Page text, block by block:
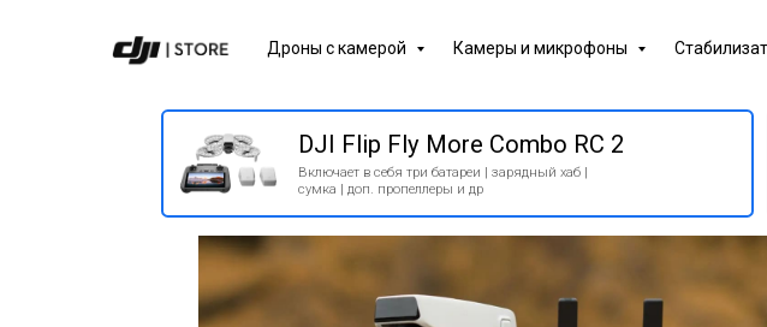
Дроны с камерой Камеры и микрофоны
DJI Flip Fly More Combo RC 2
Включает в себя три батареи | зарядный хаб |
сумка | доп. пропеллеры и др